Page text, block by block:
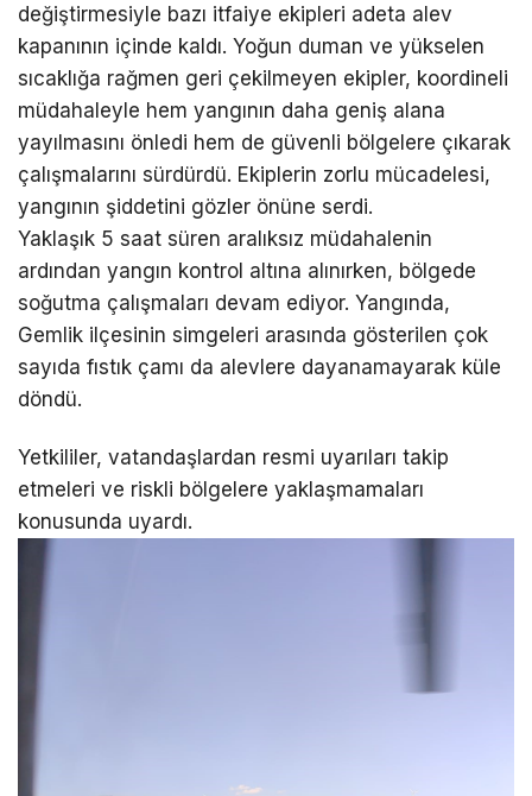
değiştirmesiyle bazı itfaiye ekipleri adeta alev
kapanının içinde kaldı. Yoğun duman ve yükselen
sıcaklığa rağmen geri çekilmeyen ekipler, koordineli
müdahaleyle hem yangının daha geniş alana
yayılmasını önledi hem de güvenli bölgelere çıkarak
çalışmalarını sürdürdü. Ekiplerin zorlu mücadelesi,
yangının şiddetini gözler önüne serdi.
Yaklaşık 5 saat süren aralıksız müdahalenin
ardından yangın kontrol altına alınırken, bölgede
soğutma çalışmaları devam ediyor. Yangında,
Gemlik ilçesinin simgeleri arasında gösterilen çok
sayıda fıstık çamı da alevlere dayanamayarak küle
döndü.
Yetkililer, vatandaşlardan resmi uyarıları takip
etmeleri ve riskli bölgelere yaklaşmamaları
konusunda uyardı.